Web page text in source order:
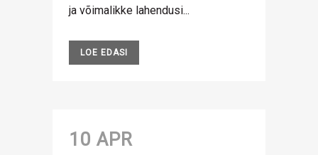
ja võimalikke lahendusi...
LOE EDASI
10 APR